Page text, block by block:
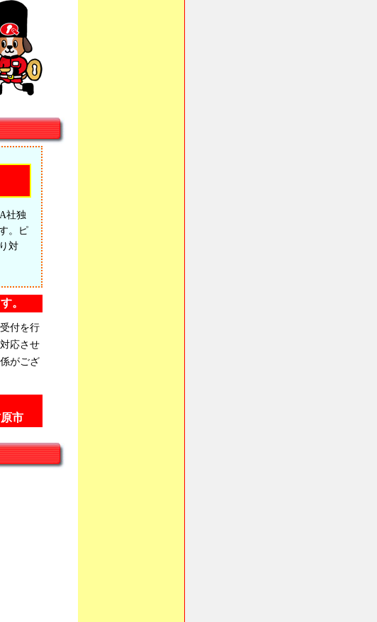
社独
。ピ
対
。
付を行
応させ
がござ
市